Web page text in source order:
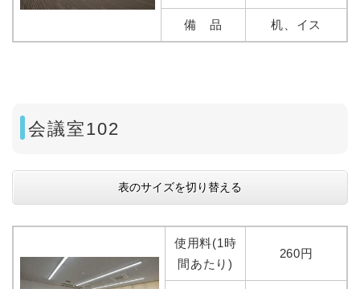
備 品 机、イス
会議室102
表のサイズを切り替える
使用料(1時
間あたり)
260円